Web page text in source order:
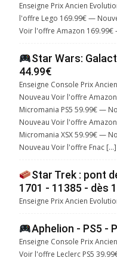
Enseigne Prix Ancien
l'offre Lego 169.99€ —
Voir l'offre Amazon
Star Wars:
44.99€
Enseigne Console Prix
Nouveau Voir l'offre
Micromania PS5 59.99€ —
Nouveau Voir l'offre
Micromania XSX 59.99€ —
Nouveau Voir l'offre Fnac […]
Star Trek : pont
1701 - 11385 - dès
Enseigne Prix Ancien
Aphelion - PS5 -
Enseigne Console Prix
Voir l'offre Leclerc PS5